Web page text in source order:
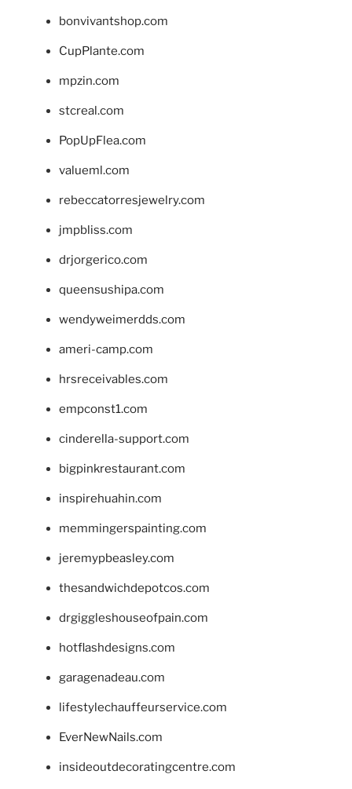
bonvivantshop.com
CupPlante.com
mpzin.com
stcreal.com
PopUpFlea.com
valueml.com
rebeccatorresjewelry.com
jmpbliss.com
drjorgerico.com
queensushipa.com
wendyweimerdds.com
ameri-camp.com
hrsreceivables.com
empconst1.com
cinderella-support.com
bigpinkrestaurant.com
inspirehuahin.com
memmingerspainting.com
jeremypbeasley.com
thesandwichdepotcos.com
drgiggleshouseofpain.com
hotflashdesigns.com
garagenadeau.com
lifestylechauffeurservice.com
EverNewNails.com
insideoutdecoratingcentre.com